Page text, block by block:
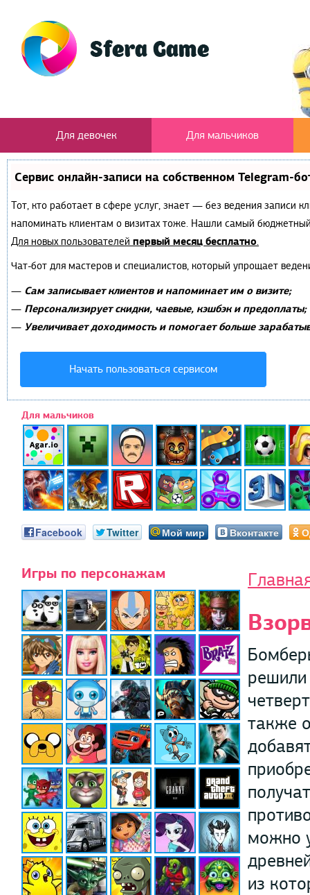
Для девочек Для мальчиков
Сервис онлайн-записи на собственном Telegram-
Тот, кто работает в сфере услуг, знает — без ведения записи
напоминать клиентам о визитах тоже. Нашли самый
Для новых пользователей первый месяц бесплатно.
Чат-бот для мастеров и специалистов, который упрощает
— Сам записывает клиентов и напоминает им о визите;
— Персонализирует скидки, чаевые, кэшбэк и предоплаты;
— Увеличивает доходимость и помогает больше
Начать пользоваться сервисом
Для мальчиков
Facebook Twitter Мой мир Вконтакте
Игры по персонажам
также
можно
из